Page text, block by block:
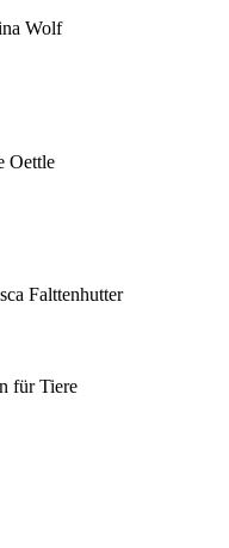
für Tiere